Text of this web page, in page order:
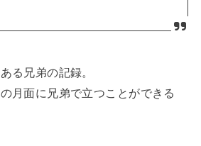
る兄弟の記録。
月面に兄弟で立つことができる